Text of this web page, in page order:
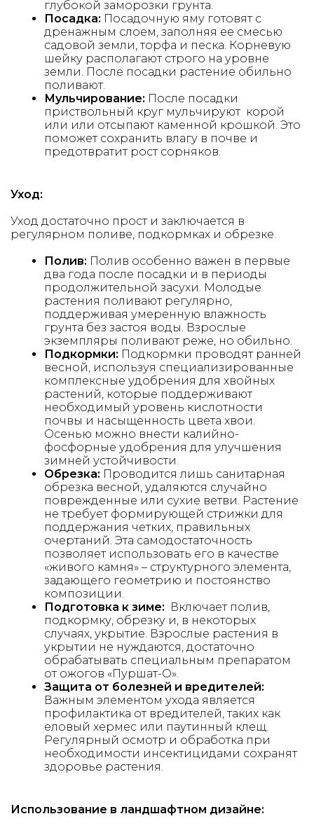
глубокой заморозки грунта.
Посадка: Посадочную яму готовят с
дренажным слоем, заполняя ее смесью
садовой земли, торфа и песка. Корневую
шейку располагают строго на уровне
земли. После посадки растение обильно
поливают.
Мульчирование: После посадки
приствольный круг мульчируют корой
или или отсыпают каменной крошкой. Это
поможет сохранить влагу в почве и
предотвратит рост сорняков.
Уход:
Уход достаточно прост и заключается в
регулярном поливе, подкормках и обрезке.
Полив: Полив особенно важен в первые
два года после посадки и в периоды
продолжительной засухи. Молодые
растения поливают регулярно,
поддерживая умеренную влажность
грунта без застоя воды. Взрослые
экземпляры поливают реже, но обильно.
Подкормки: Подкормки проводят ранней
весной, используя специализированные
комплексные удобрения для хвойных
растений, которые поддерживают
необходимый уровень кислотности
почвы и насыщенность цвета хвои.
Осенью можно внести калийно-
фосфорные удобрения для улучшения
зимней устойчивости.
Обрезка: Проводится лишь санитарная
обрезка весной, удаляются случайно
поврежденные или сухие ветви. Растение
не требует формирующей стрижки для
поддержания четких, правильных
очертаний. Эта самодостаточность
позволяет использовать его в качестве
«живого камня» – структурного элемента,
задающего геометрию и постоянство
композиции.
Подготовка к зиме: Включает полив,
подкормку, обрезку и, в некоторых
случаях, укрытие. Взрослые растения в
укрытии не нуждаются, достаточно
обрабатывать специальным препаратом
от ожогов «Пуршат-О».
Защита от болезней и вредителей:
Важным элементом ухода является
профилактика от вредителей, таких как
еловый хермес или паутинный клещ.
Регулярный осмотр и обработка при
необходимости инсектицидами сохранят
здоровье растения.
Использование в ландшафтном дизайне: